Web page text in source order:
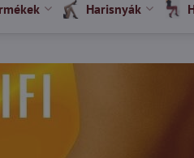
Harisnyák